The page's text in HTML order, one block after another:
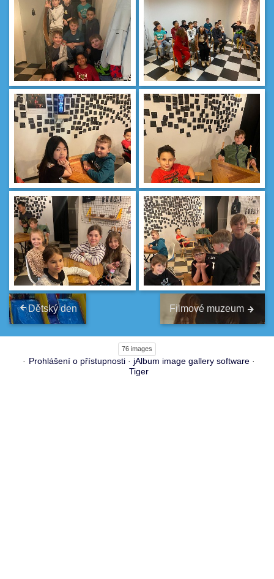
Dětský den Filmové muzeum
76 images
Prohlášení o přístupnosti· jAlbum image gallery software·
Tiger